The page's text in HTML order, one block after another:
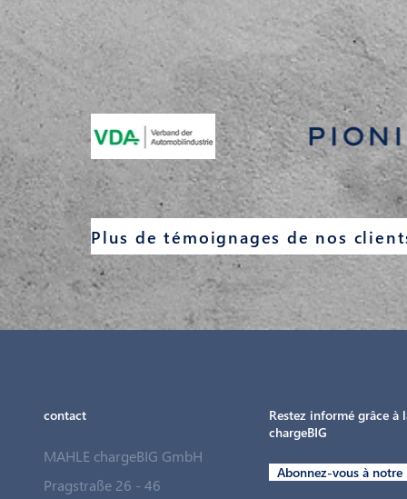
contact
MAHLE chargeBIG GmbH
Pragstraße 26 - 46
Restez informé grâce à
chargeBIG
Abonnez-vous à notre